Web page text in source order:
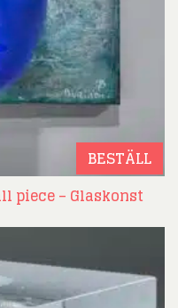
BESTÄLL
piece – Glaskonst